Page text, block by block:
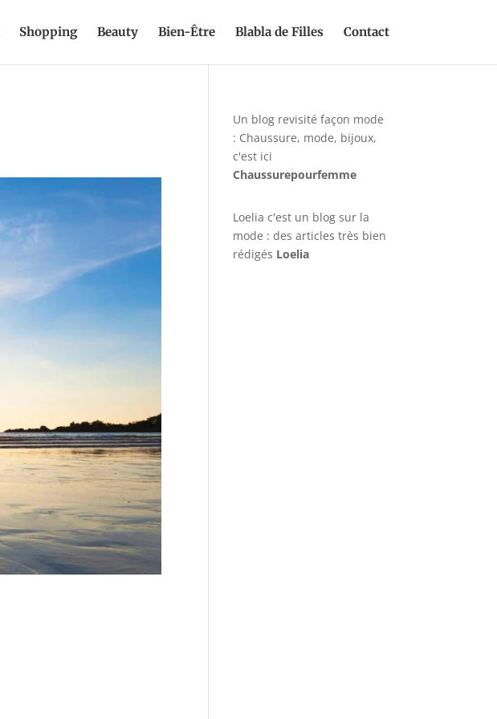
Shopping Beauty Bien-Être Blabla de Filles Contact
Un blog revisité façon mode
: Chaussure, mode, bijoux,
c'est ici
Chaussurepourfemme
Loelia c'est un blog sur la
mode : des articles très bien
rédigés Loelia